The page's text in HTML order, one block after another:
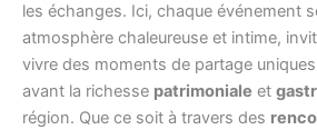
les échanges. Ici, chaque événement
atmosphère chaleureuse et intime,
vivre des moments de partage
avant la richesse patrimoniale et
région. Que ce soit à travers des